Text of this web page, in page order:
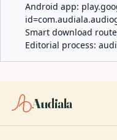
Android app:
Smart download
Editorial process:
Audiala